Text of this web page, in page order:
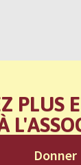
PLUS
Donner